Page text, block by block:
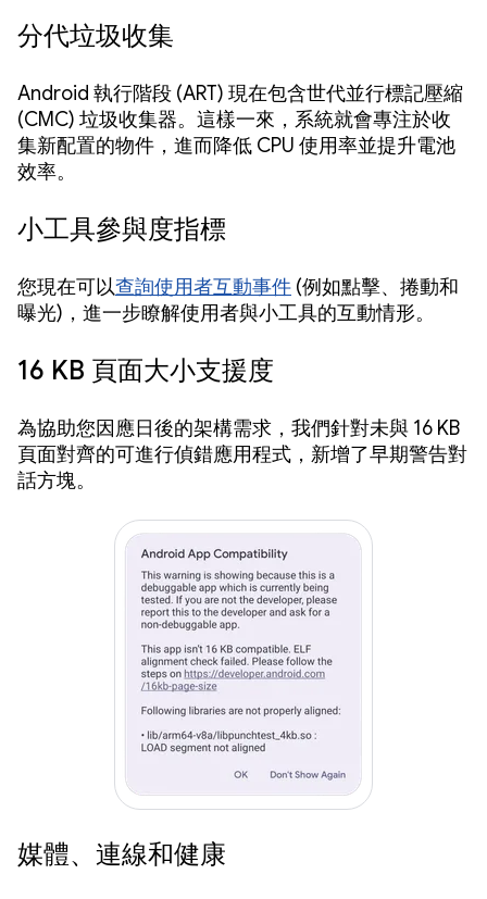
分代垃圾收集
Android 執行階段 (ART) 現在包含世代並行標記壓縮
(CMC) 垃圾收集器。這樣一來，系統就會專注於收
集新配置的物件，進而降低 CPU 使用率並提升電池
效率。
小工具參與度指標
您現在可以查詢使用者互動事件 (例如點擊、捲動和
曝光)，進一步瞭解使用者與小工具的互動情形。
16 KB 頁面大小支援度
為協助您因應日後的架構需求，我們針對未與 16 KB
頁面對齊的可進行偵錯應用程式，新增了早期警告對
話方塊。
媒體、連線和健康